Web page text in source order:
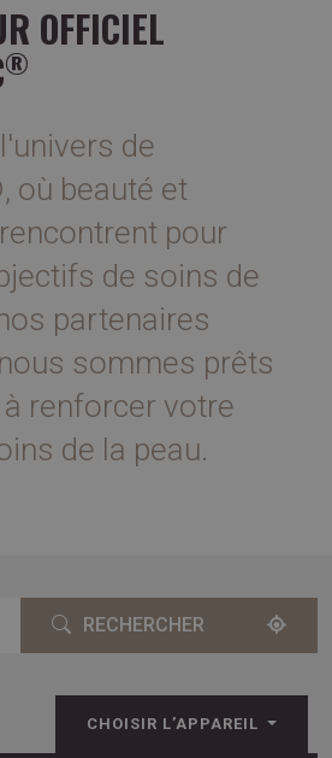
OFFICIEL
®
de
où beauté et
pour
de soins de
partenaires
sommes prêts
renforcer votre
de la peau.
RECHERCHER
CHOISIR L’APPAREIL